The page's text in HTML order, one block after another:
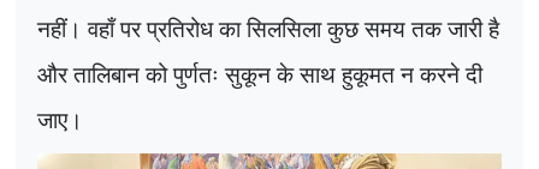
नहीं। वहाँ पर प्रतिरोध का सिलसिला कुछ समय तक जारी है
और तालिबान को पुर्णतः सुकून के साथ हुकूमत न करने दी
जाए।